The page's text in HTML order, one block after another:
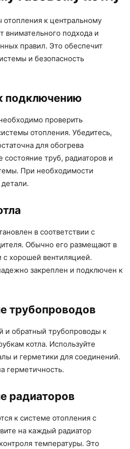
к центральному
внимательного подхода и
правил. Это обеспечит
и безопасность
подключению
проверить
отопления. Убедитесь,
для обогрева
труб, радиаторов и
При необходимости
в соответствии с
Обычно его размещают в
хорошей вентиляцией.
закреплен и подключен к
трубопроводов
обратный трубопроводы к
котла. Используйте
и герметики для соединений.
герметичность.
радиаторов
к системе отопления с
на каждый радиатор
температуры. Это